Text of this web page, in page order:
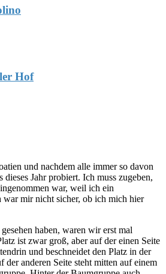
Hof
und nachdem alle immer so davon
dieses Jahr probiert. Ich muss zugeben,
war, weil ich ein
war mir nicht sicher, ob ich mich hier
haben, waren wir erst mal
ist zwar groß, aber auf der einen Seite
und beschneidet den Platz in der
anderen Seite steht mitten auf einem